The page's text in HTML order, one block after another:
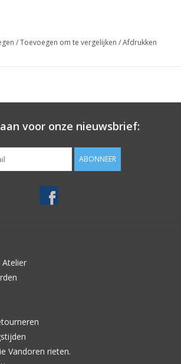
/Toevoegen om te vergelijken /Afdrukken
voor onze nieuwsbrief:
ABONNEER
Atelier
Vandoren rieten.